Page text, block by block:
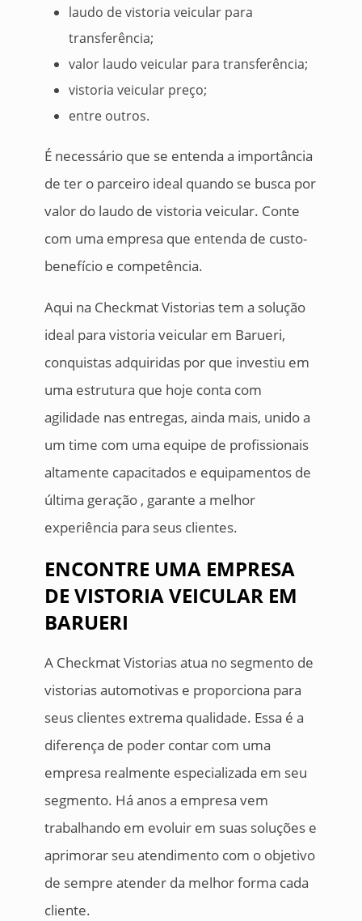
laudo de vistoria veicular para
transferência;
valor laudo veicular para transferência;
vistoria veicular preço;
entre outros.
É necessário que se entenda a importância
de ter o parceiro ideal quando se busca por
valor do laudo de vistoria veicular. Conte
com uma empresa que entenda de custo-
benefício e competência.
Aqui na Checkmat Vistorias tem a solução
ideal para vistoria veicular em Barueri,
conquistas adquiridas por que investiu em
uma estrutura que hoje conta com
agilidade nas entregas, ainda mais, unido a
um time com uma equipe de profissionais
altamente capacitados e equipamentos de
última geração , garante a melhor
experiência para seus clientes.
ENCONTRE UMA EMPRESA
DE VISTORIA VEICULAR EM
BARUERI
A Checkmat Vistorias atua no segmento de
vistorias automotivas e proporciona para
seus clientes extrema qualidade. Essa é a
diferença de poder contar com uma
empresa realmente especializada em seu
segmento. Há anos a empresa vem
trabalhando em evoluir em suas soluções e
aprimorar seu atendimento com o objetivo
de sempre atender da melhor forma cada
cliente.